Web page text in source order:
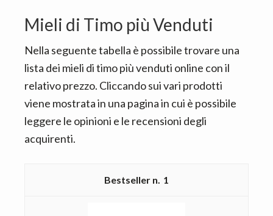
Mieli di Timo più Venduti
Nella seguente tabella è possibile trovare una
lista dei mieli di timo più venduti online con il
relativo prezzo. Cliccando sui vari prodotti
viene mostrata in una pagina in cui è possibile
leggere le opinioni e le recensioni degli
acquirenti.
1